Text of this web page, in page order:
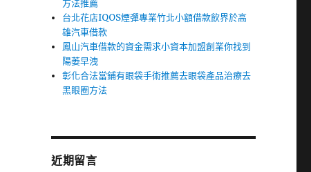
方法推薦
台北花店IQOS煙彈專業竹北小額借款飲界於高
雄汽車借款
鳳山汽車借款的資金需求小資本加盟創業你找到
陽萎早洩
彰化合法當鋪有眼袋手術推薦去眼袋產品治療去
黑眼圈方法
近期留言